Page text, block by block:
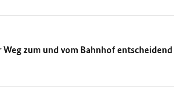
zum und vom Bahnhof entscheidend